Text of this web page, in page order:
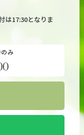
は17:30となりま
み